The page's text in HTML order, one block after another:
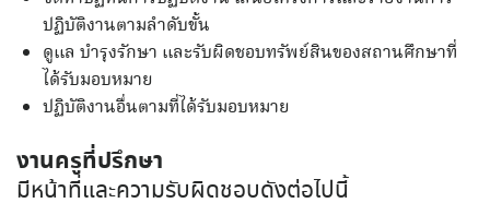
ปฏิบัติงานตามลำดับขั้น
ดูแล บำรุงรักษา และรับผิดชอบทรัพย์สินของสถานศึกษาที่
ได้รับมอบหมาย
ปฏิบัติงานอื่นตามที่ได้รับมอบหมาย
งานครูที่ปรึกษา
มีหน้าที่และความรับผิดชอบดังต่อไปนี้